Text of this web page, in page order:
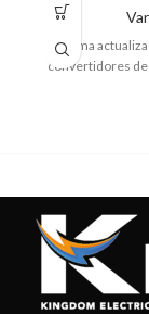
Ultima
convertidores